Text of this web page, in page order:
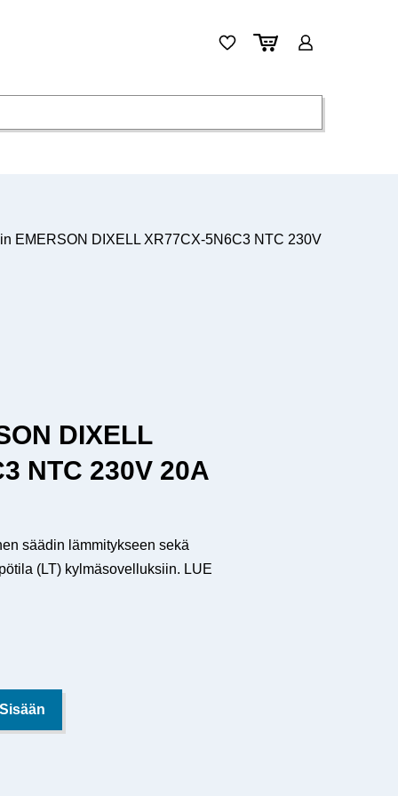
EMERSON DIXELL XR77CX-5N6C3 NTC 230V
DIXELL
NTC 230V 20A
säädin lämmitykseen sekä
(LT) ­kylmäsovelluksiin. LUE